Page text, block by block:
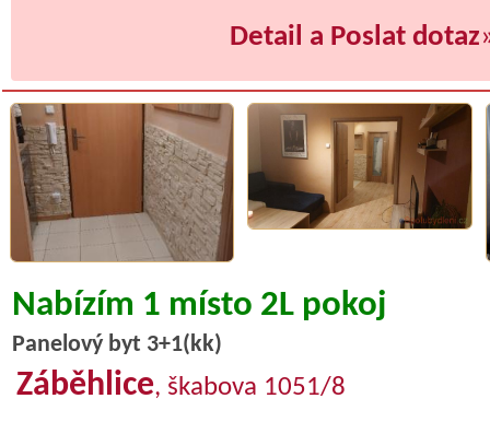
Detail a Poslat dotaz
Nabízím 1 místo 2L pokoj
Panelový byt 3+1(kk)
Záběhlice, škabova 1051/8